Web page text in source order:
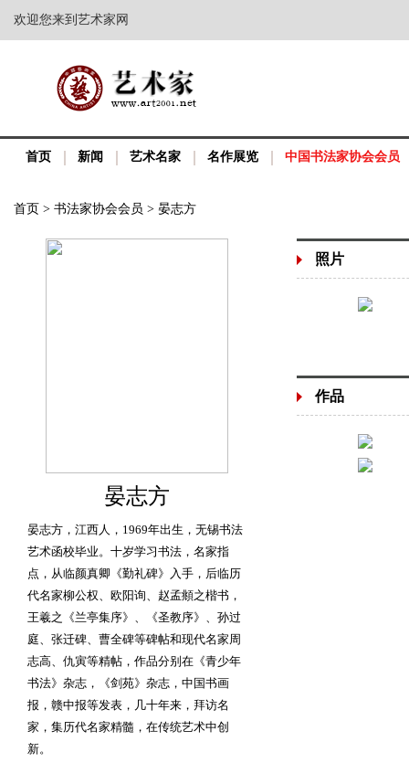
欢迎您来到艺术家网
首页 新闻 艺术名家 名作展览 中国书法家协会会员
首页 > 书法家协会会员 > 晏志方
晏志方
晏志方，江西人，1969年出生，无锡书法
艺术函校毕业。十岁学习书法，名家指
点，从临颜真卿《勤礼碑》入手，后临历
代名家柳公权、欧阳询、赵孟頫之楷书，
王羲之《兰亭集序》、《圣教序》、孙过
庭、张迁碑、曹全碑等碑帖和现代名家周
志高、仇寅等精帖，作品分别在《青少年
书法》杂志，《剑苑》杂志，中国书画
报，赣中报等发表，几十年来，拜访名
家，集历代名家精髓，在传统艺术中创
新。
照片
作品